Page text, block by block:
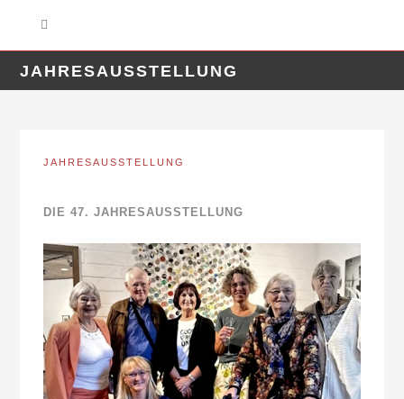
JAHRESAUSSTELLUNG
JAHRESAUSSTELLUNG
DIE 47. JAHRESAUSSTELLUNG